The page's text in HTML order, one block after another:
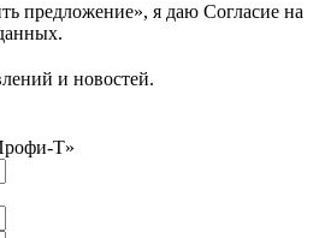
предложение», я даю Согласие на
и новостей.
Т»